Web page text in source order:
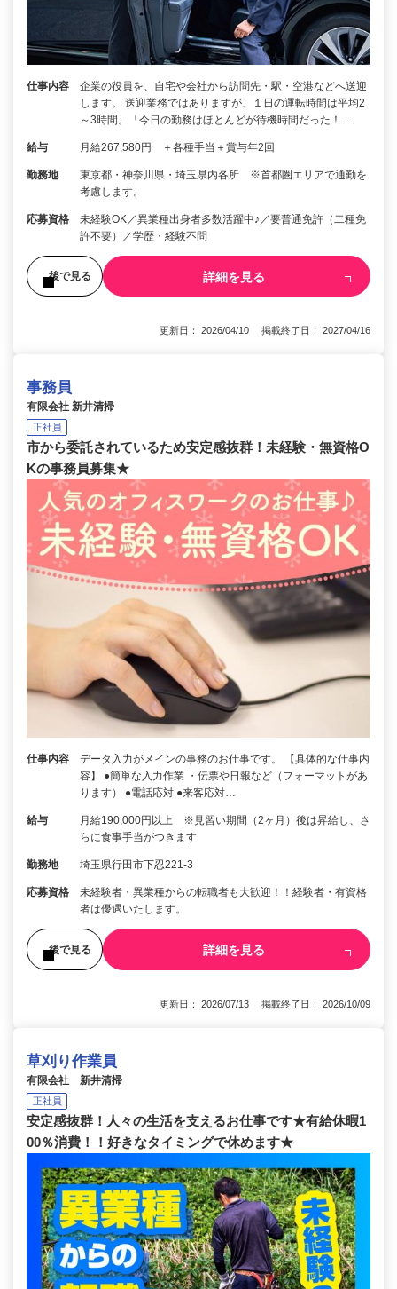
仕事内容
企業の役員を、自宅や会社から訪問先・駅・空港などへ送迎
します。 送迎業務ではありますが、１日の運転時間は平均2
～3時間。「今日の勤務はほとんどが待機時間だった！…
給与 月給267,580円 ＋各種手当＋賞与年2回
勤務地
東京都・神奈川県・埼玉県内各所 ※首都圏エリアで通勤を
考慮します。
応募資格
未経験OK／異業種出身者多数活躍中♪／要普通免許（二種免
許不要）／学歴・経験不問
後で見る 詳細を見る
更新日： 2026/04/10 掲載終了日： 2027/04/16
事務員
有限会社 新井清掃
正社員
市から委託されているため安定感抜群！未経験・無資格O
Kの事務員募集★
仕事内容
データ入力がメインの事務のお仕事です。 【具体的な仕事内
容】 ●簡単な入力作業 ・伝票や日報など（フォーマットがあ
ります） ●電話応対 ●来客応対…
給与
月給190,000円以上 ※見習い期間（2ヶ月）後は昇給し、さ
らに食事手当がつきます
勤務地 埼玉県行田市下忍221-3
応募資格
未経験者・異業種からの転職者も大歓迎！！経験者・有資格
者は優遇いたします。
後で見る 詳細を見る
更新日： 2026/07/13 掲載終了日： 2026/10/09
草刈り作業員
有限会社 新井清掃
正社員
安定感抜群！人々の生活を支えるお仕事です★有給休暇1
00％消費！！好きなタイミングで休めます★